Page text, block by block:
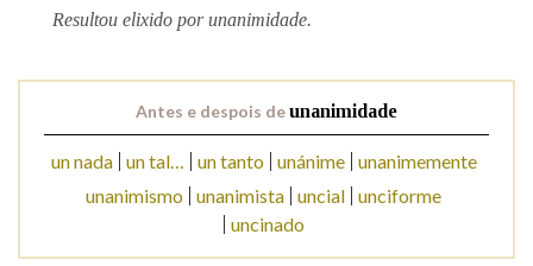
BUSCAR NO CONTIDO
Nos exemplos
Resultou elixido por unanimidade.
Antes e despois deunanimidade
un nada un tal… un tanto unánime
unanimemente
unanimismo unanimista uncial unciforme
uncinado